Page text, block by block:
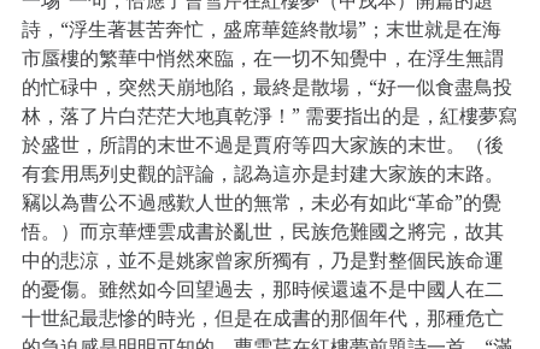
詩，“浮生著甚苦奔忙，盛席華筵終散場”；末世就是在海
市蜃樓的繁華中悄然來臨，在一切不知覺中，在浮生無謂
的忙碌中，突然天崩地陷，最終是散場，“好一似食盡鳥投
林，落了片白茫茫大地真乾淨！” 需要指出的是，紅樓夢寫
於盛世，所謂的末世不過是賈府等四大家族的末世。（後
有套用馬列史觀的評論，認為這亦是封建大家族的末路。
竊以為曹公不過感歎人世的無常，未必有如此“革命”的覺
悟。）而京華煙雲成書於亂世，民族危難國之將完，故其
中的悲涼，並不是姚家曾家所獨有，乃是對整個民族命運
的憂傷。雖然如今回望過去，那時候還遠不是中國人在二
十世紀最悲慘的時光，但是在成書的那個年代，那種危亡